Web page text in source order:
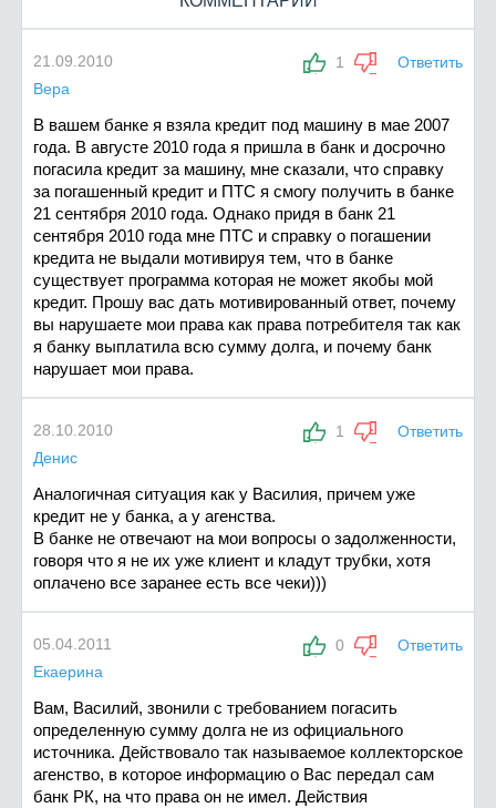
1 Ответить
21.09.2010
Вера
В вашем банке я взяла кредит под машину в мае 2007
года. В августе 2010 года я пришла в банк и досрочно
погасила кредит за машину, мне сказали, что справку
за погашенный кредит и ПТС я смогу получить в банке
21 сентября 2010 года. Однако придя в банк 21
сентября 2010 года мне ПТС и справку о погашении
кредита не выдали мотивируя тем, что в банке
существует программа которая не может якобы мой
кредит. Прошу вас дать мотивированный ответ, почему
вы нарушаете мои права как права потребителя так как
я банку выплатила всю сумму долга, и почему банк
нарушает мои права.
1 Ответить
28.10.2010
Денис
Аналогичная ситуация как у Василия, причем уже
кредит не у банка, а у агенства.
В банке не отвечают на мои вопросы о задолженности,
говоря что я не их уже клиент и кладут трубки, хотя
оплачено все заранее есть все чеки)))
0 Ответить
05.04.2011
Екаерина
Вам, Василий, звонили с требованием погасить
определенную сумму долга не из официального
источника. Действовало так называемое коллекторское
агенство, в которое информацию о Вас передал сам
банк РК, на что права он не имел. Действия